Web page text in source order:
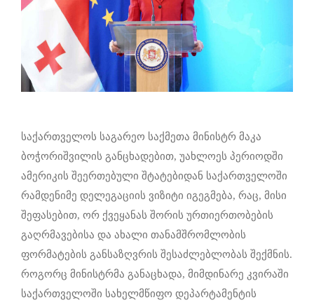
საქართველოს საგარეო საქმეთა მინისტრ მაკა
ბოჭორიშვილის განცხადებით, უახლოეს პერიოდში
ამერიკის შეერთებული შტატებიდან საქართველოში
რამდენიმე დელეგაციის ვიზიტი იგეგმება, რაც, მისი
შეფასებით, ორ ქვეყანას შორის ურთიერთობების
გაღრმავებისა და ახალი თანამშრომლობის
ფორმატების განსაზღვრის შესაძლებლობას შექმნის.
როგორც მინისტრმა განაცხადა, მიმდინარე კვირაში
საქართველოში სახელმწიფო დეპარტამენტის